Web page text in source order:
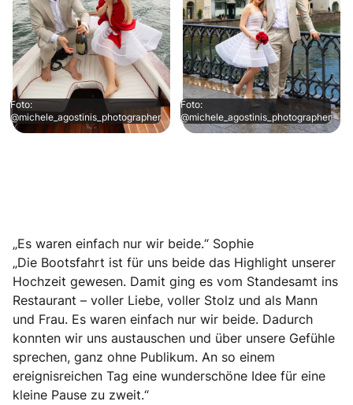
Foto:
@michele_agostinis_photographer
Foto:
@michele_agostinis_photographer
„Es waren einfach nur wir beide.“ Sophie
„Die Bootsfahrt ist für uns beide das Highlight unserer
Hochzeit gewesen. Damit ging es vom Standesamt ins
Restaurant – voller Liebe, voller Stolz und als Mann
und Frau. Es waren einfach nur wir beide. Dadurch
konnten wir uns austauschen und über unsere Gefühle
sprechen, ganz ohne Publikum. An so einem
ereignisreichen Tag eine wunderschöne Idee für eine
kleine Pause zu zweit.“